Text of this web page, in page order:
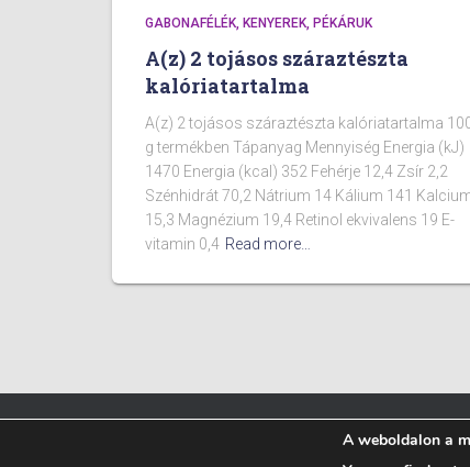
GABONAFÉLÉK, KENYEREK, PÉKÁRUK
A(z) 2 tojásos száraztészta
kalóriatartalma
A(z) 2 tojásos száraztészta kalóriatartalma
g termékben Tápanyag Mennyiség Energia (kJ)
1470 Energia (kcal) 352 Fehérje 12,4 Zsír 2,2
Szénhidrát 70,2 Nátrium 14 Kálium 141
15,3 Magnézium 19,4 Retinol ekvivalens 19 E-
vitamin 0,4 Read more…
A weboldalon a